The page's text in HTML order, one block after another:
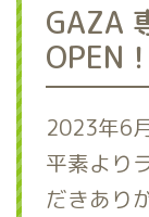
GAZA
OPEN！
2023年6
平素より
だきあり